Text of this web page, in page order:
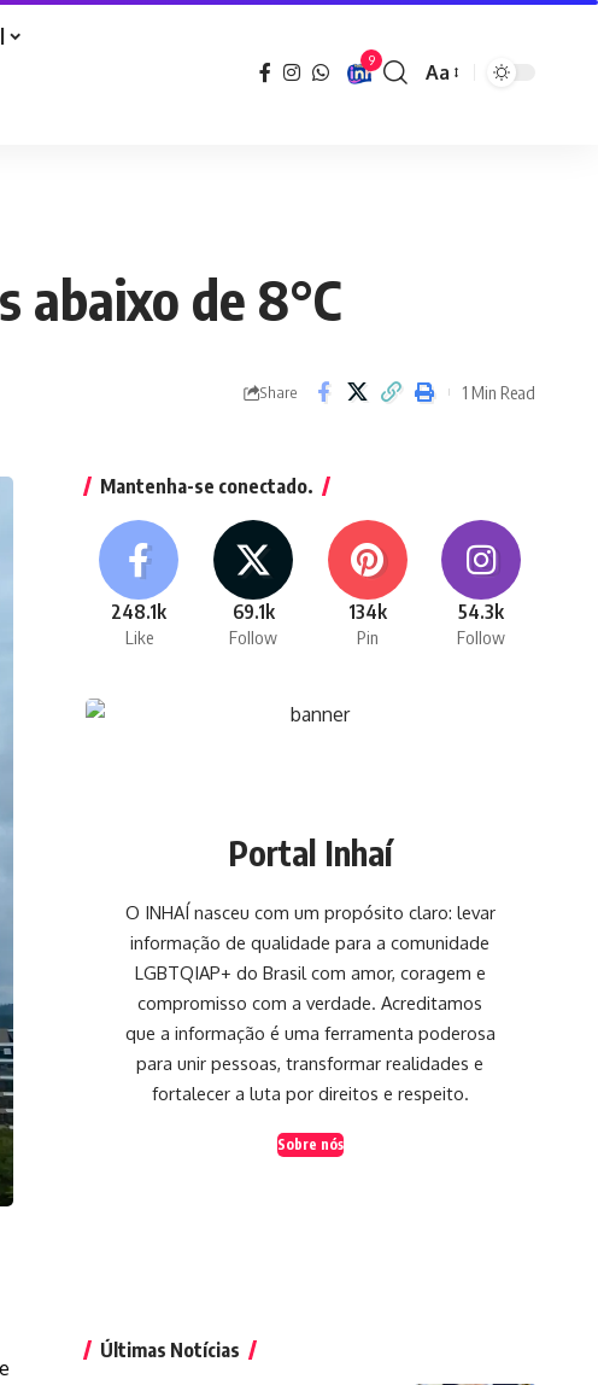
9
Font
Aa
de 8°C
Share 1 Min Read
Mantenha-se conectado.
248.1k
Like
69.1k
Follow
134k
Pin
54.3k
Follow
Portal Inhaí
O INHAÍ nasceu com um propósito claro: levar
informação de qualidade para a comunidade
LGBTQIAP+ do Brasil com amor, coragem e
compromisso com a verdade. Acreditamos
que a informação é uma ferramenta poderosa
para unir pessoas, transformar realidades e
fortalecer a luta por direitos e respeito.
Sobre nós
Últimas Notícias